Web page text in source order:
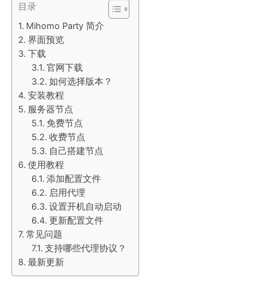
目录
Mihomo Party 简介
界面预览
下载
官网下载
如何选择版本？
安装教程
服务器节点
免费节点
收费节点
自己搭建节点
使用教程
添加配置文件
启用代理
设置开机自动启动
更新配置文件
常见问题
支持哪些代理协议？
最新更新